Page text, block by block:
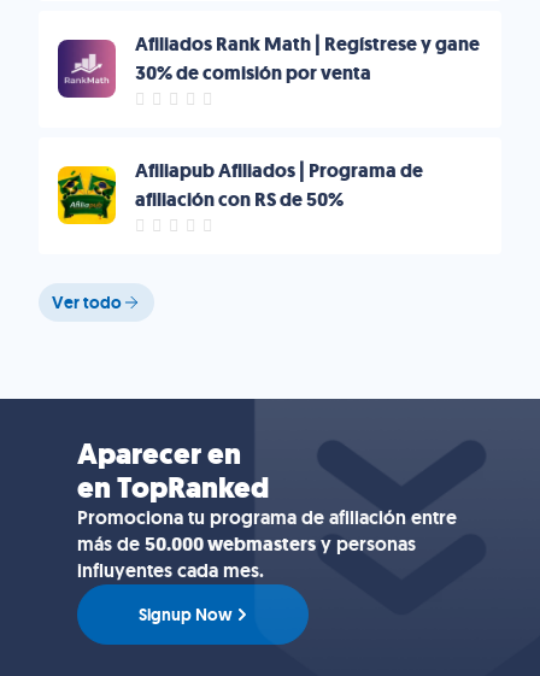
Afiliados Rank Math | Regístrese y gane
30% de comisión por venta
Afiliapub Afiliados | Programa de
afiliación con RS de 50%
Ver todo
Aparecer en
en TopRanked
Promociona tu programa de afiliación entre
más de50.000 webmastersy personas
influyentes cada mes.
Signup Now